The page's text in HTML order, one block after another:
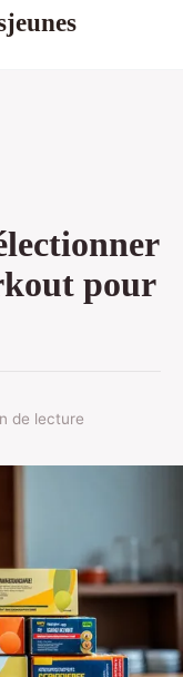
pour
de lecture